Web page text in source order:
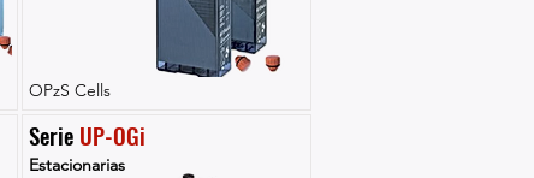
OPzS Cells
Serie UP-OGi
Estacionarias